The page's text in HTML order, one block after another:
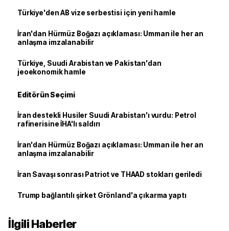
Türkiye'den AB vize serbestisi için yeni hamle
İran'dan Hürmüz Boğazı açıklaması: Umman ile her an
anlaşma imzalanabilir
Türkiye, Suudi Arabistan ve Pakistan'dan
jeoekonomik hamle
Editörün Seçimi
İran destekli Husiler Suudi Arabistan'ı vurdu: Petrol
rafinerisine İHA'lı saldırı
İran'dan Hürmüz Boğazı açıklaması: Umman ile her an
anlaşma imzalanabilir
İran Savaşı sonrası Patriot ve THAAD stokları geriledi
Trump bağlantılı şirket Grönland'a çıkarma yaptı
İlgili Haberler